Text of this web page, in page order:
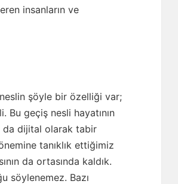
insanların ve
şöyle bir özelliği var;
geçiş nesli hayatının
da dijital olarak tabir
tanıklık ettiğimiz
da ortasında kaldık.
söylenemez. Bazı